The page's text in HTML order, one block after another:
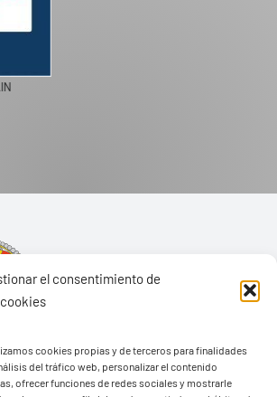
el consentimiento de
cookies propias y de terceros para finalidades
del tráfico web, personalizar el contenido
ofrecer funciones de redes sociales y mostrarle
PASEOS EN CAMELLO